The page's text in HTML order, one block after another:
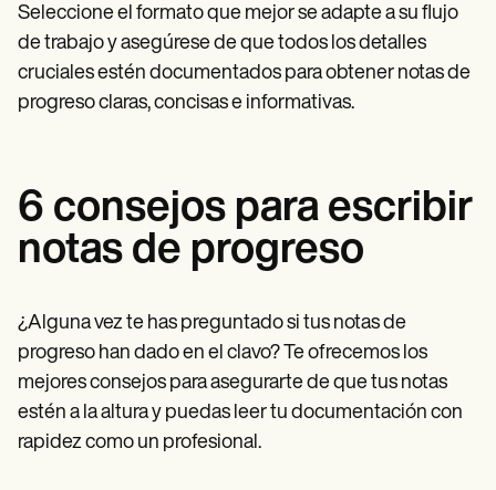
Seleccione el formato que mejor se adapte a su flujo
de trabajo y asegúrese de que todos los detalles
cruciales estén documentados para obtener notas de
progreso claras, concisas e informativas.
6 consejos para escribir
notas de progreso
¿Alguna vez te has preguntado si tus notas de
progreso han dado en el clavo? Te ofrecemos los
mejores consejos para asegurarte de que tus notas
estén a la altura y puedas leer tu documentación con
rapidez como un profesional.